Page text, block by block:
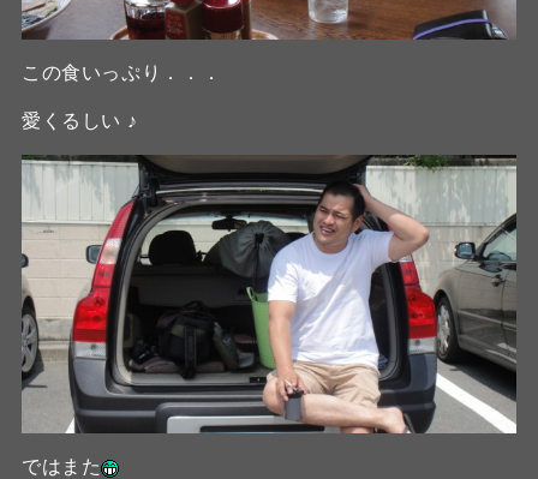
この食いっぷり．．．
愛くるしい ♪
ではまた